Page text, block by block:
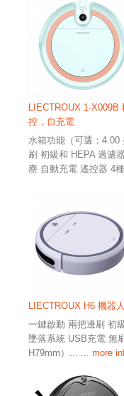
LIECTROUX 1-X009B
控，自充電
水箱功能（可選；
刷 初級和 HEPA 過濾
塵 自動充電 遙控器 4
LIECTROUX H6 機器
一鍵啟動 兩把邊刷 初
墜落系統 USB充電 無
H79mm）...
... more